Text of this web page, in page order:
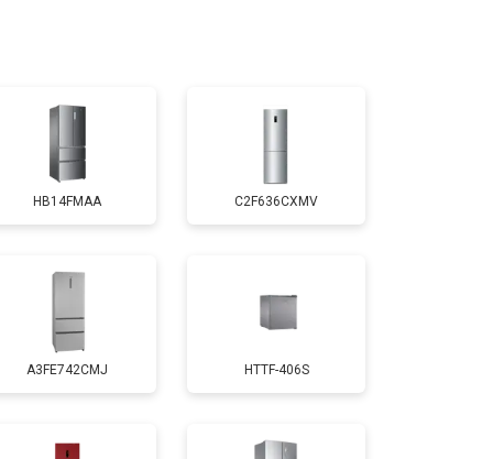
1810 ₽ Заказать
1700 ₽ Заказать
Заказать
1700 ₽ Заказать
4750 ₽
HB14FMAA C2F636CXMV
A3FE742CMJ HTTF-406S